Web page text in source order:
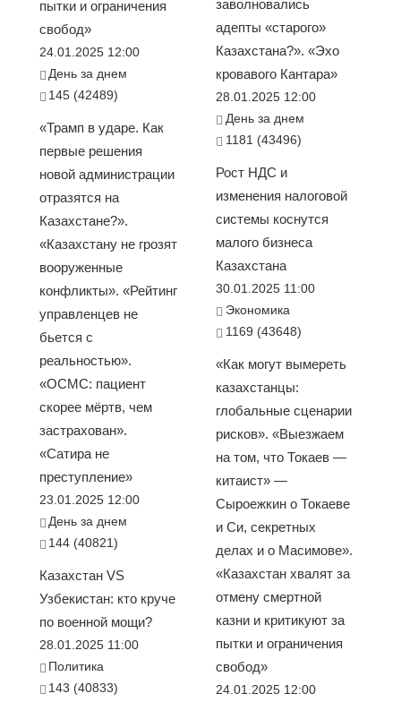
пытки и ограничения
свобод»
24.01.2025 12:00
День за днем
145 (42489)
«Трамп в ударе. Как
первые решения
новой администрации
отразятся на
Казахстане?».
«Казахстану не грозят
вооруженные
конфликты». «Рейтинг
управленцев не
бьется с
реальностью».
«ОСМС: пациент
скорее мёртв, чем
застрахован».
«Сатира не
преступление»
23.01.2025 12:00
День за днем
144 (40821)
Казахстан VS
Узбекистан: кто круче
по военной мощи?
28.01.2025 11:00
Политика
143 (40833)
заволновались
адепты «старого»
Казахстана?». «Эхо
кровавого Кантара»
28.01.2025 12:00
День за днем
1181 (43496)
Рост НДС и
изменения налоговой
системы коснутся
малого бизнеса
Казахстана
30.01.2025 11:00
Экономика
1169 (43648)
«Как могут вымереть
казахстанцы:
глобальные сценарии
рисков». «Выезжаем
на том, что Токаев —
китаист» —
Сыроежкин о Токаеве
и Си, секретных
делах и о Масимове».
«Казахстан хвалят за
отмену смертной
казни и критикуют за
пытки и ограничения
свобод»
24.01.2025 12:00